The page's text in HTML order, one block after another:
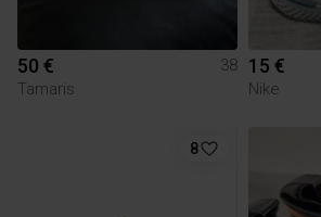
50 €
38
Tamaris
15 €
Nike
8